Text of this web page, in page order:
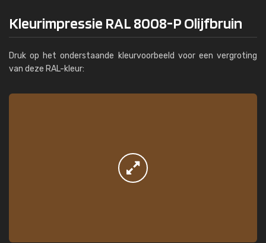
Kleurimpressie RAL 8008-P Olijfbruin
Druk op het onderstaande kleurvoorbeeld voor een vergroting
van deze RAL-kleur: